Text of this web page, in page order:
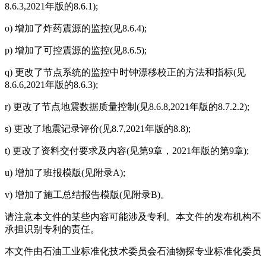
8.6.3,2021年版的8.6.1);
o) 增加了炸药震源的监控(见8.6.4);
p) 增加了可控震源的监控(见8.6.5);
q) 更改了节点系统的监控中时钟漂移校正的方法和指标(见
8.6.6,2021年版的8.6.3);
r) 更改了节点地震数据质量控制(见8.6.8,2021年版的8.7.2.2);
s) 更改了地震记录评价(见8.7,2021年版的8.8);
t) 更改了资料交付要求及内容(见第9章，2021年版的第9章);
u) 增加了班报模版(见附录A);
v) 增加了施工总结报告模版(见附录B)。
请注意本文件的某些内容可能涉及专利。本文件的发布机构不
承担识别专利的责任。
本文件由石油工业标准化技术委员会石油物探专业标准化委员